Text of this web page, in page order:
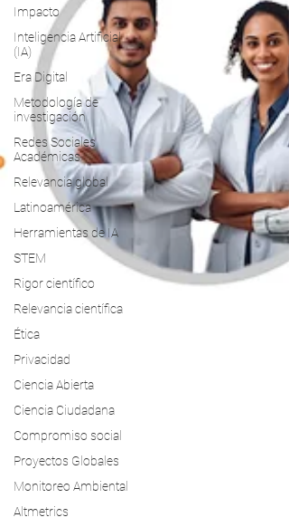
Impacto
Inteligencia Artificial
(IA)
Era Digital
Metodología de
investigación
Redes Sociales
Académicas
Relevancia global
Latinoamérica
Herramientas de IA
STEM
Rigor científico
Relevancia científica
Ética
Privacidad
Ciencia Abierta
Ciencia Ciudadana
Compromiso social
Proyectos Globales
Monitoreo Ambiental
Altmetrics